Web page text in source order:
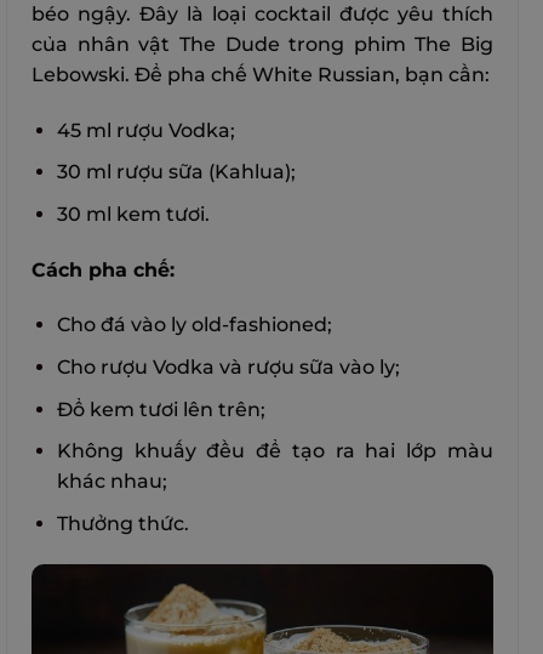
béo ngậy. Đây là loại cocktail được yêu thích
của nhân vật The Dude trong phim The Big
Lebowski. Để pha chế White Russian, bạn cần:
45 ml rượu Vodka;
30 ml rượu sữa (Kahlua);
30 ml kem tươi.
Cách pha chế:
Cho đá vào ly old-fashioned;
Cho rượu Vodka và rượu sữa vào ly;
Đổ kem tươi lên trên;
Không khuấy đều để tạo ra hai lớp màu
khác nhau;
Thưởng thức.